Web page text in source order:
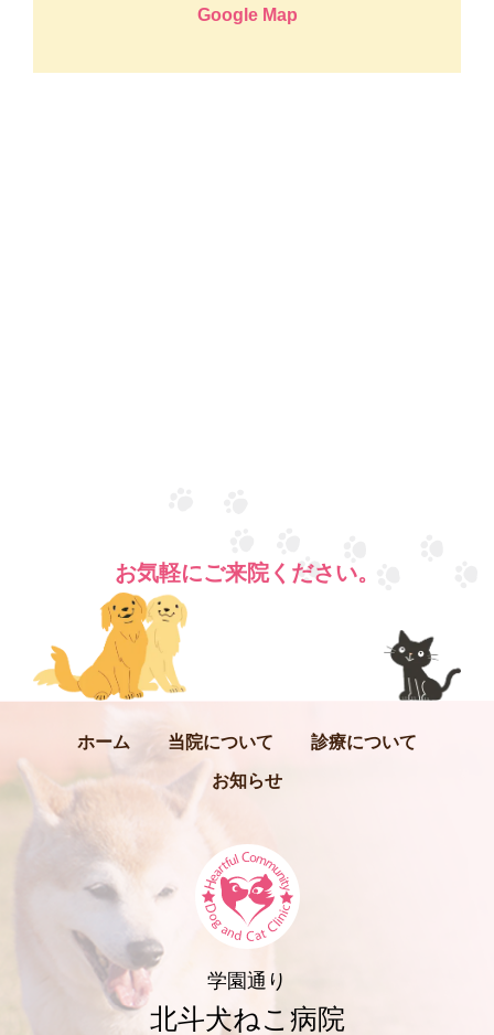
Google Map
お気軽にご来院ください。
ホーム 当院について 診療について
お知らせ
学園通り
北斗犬ねこ病院